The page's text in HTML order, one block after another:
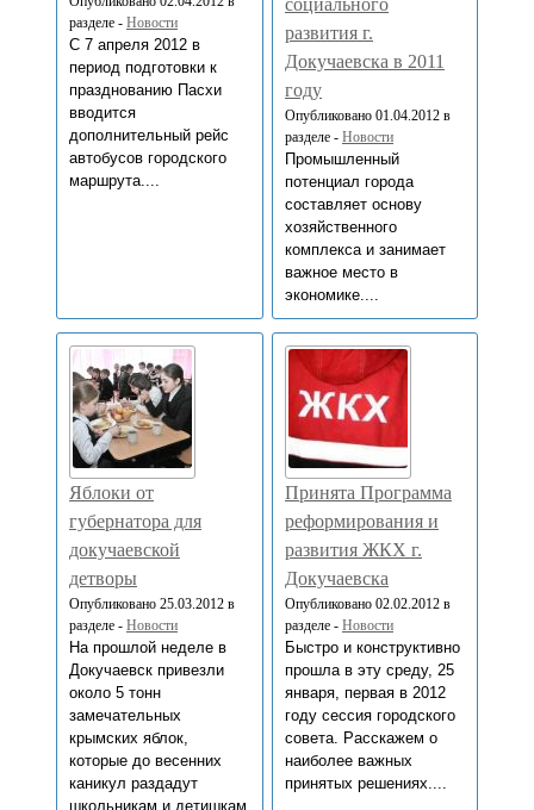
разделе - Новости
С 7 апреля 2012 в
период подготовки к
празднованию Пасхи
вводится
дополнительный рейс
автобусов городского
маршрута....
социального
развития г.
Докучаевска в 2011
году
Опубликовано 01.04.2012 в
разделе - Новости
Промышленный
потенциал города
составляет основу
хозяйственного
комплекса и занимает
важное место в
экономике....
Яблоки от
губернатора для
докучаевской
детворы
Опубликовано 25.03.2012 в
разделе - Новости
На прошлой неделе в
Докучаевск привезли
около 5 тонн
замечательных
крымских яблок,
которые до весенних
каникул раздадут
школьникам и детишкам
Принята Программа
реформирования и
развития ЖКХ г.
Докучаевска
Опубликовано 02.02.2012 в
разделе - Новости
Быстро и конструктивно
прошла в эту среду, 25
января, первая в 2012
году сессия городского
совета. Расскажем о
наиболее важных
принятых решениях....